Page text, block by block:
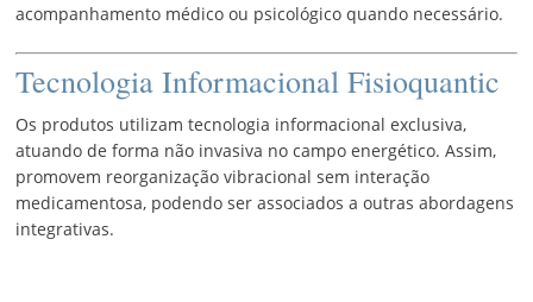
acompanhamento médico ou psicológico quando necessário.
Tecnologia Informacional Fisioquantic
Os produtos utilizam tecnologia informacional exclusiva,
atuando de forma não invasiva no campo energético. Assim,
promovem reorganização vibracional sem interação
medicamentosa, podendo ser associados a outras abordagens
integrativas.